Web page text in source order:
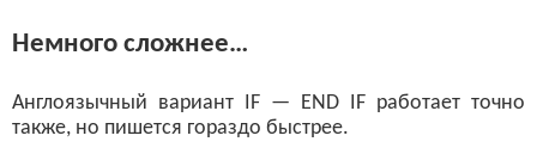
Немного сложнее…
Англоязычный вариант IF — END IF работает точно
также, но пишется гораздо быстрее.